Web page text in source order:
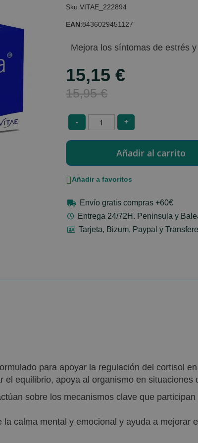
VITAE_222894
EAN:8436029451127
Mejora los síntomas de estrés
Special
Price
15,15 €
15,95 €
- +
Añadir a favoritos
Envío gratis compras +60€
Entrega 24/72H. Peninsula y
Tarjeta, Bizum, Paypal y
para apoyar la regulación del cortisol
el equilibrio, apoya al organismo en
sobre los mecanismos clave que
calma mental y emocional y ayuda a mejorar